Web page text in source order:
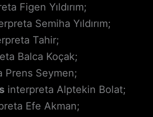
Figen Yıldırım;
Semiha Yıldırım;
Tahir;
Balca Koçak;
Prens Seymen;
interpreta Alptekin Bolat;
Efe Akman;